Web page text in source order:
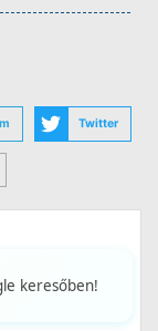
Twitter
keresőben!